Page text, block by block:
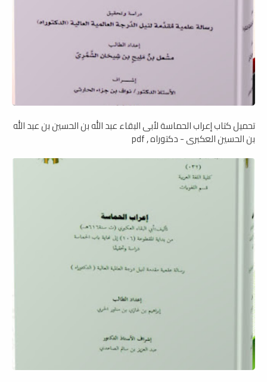
تحميل كتاب إعراب الحماسة لأبى البقاء عبد الله بن الحسين بن عبد الله
بن الحسين العكبرى - دكتوراه , pdf